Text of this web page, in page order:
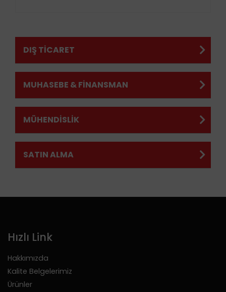
DIŞ TİCARET
MUHASEBE & FİNANSMAN
MÜHENDİSLİK
SATIN ALMA
Hızlı Link
Hakkımızda
Kalite Belgelerimiz
Ürünler